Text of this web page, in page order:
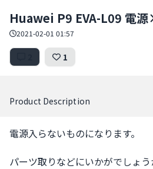
Huawei P9 EVA-L09 電
2021-02-01 01:57
1
Product Description
電源入らないものになります。
パーツ取りなどにいかがでしょう